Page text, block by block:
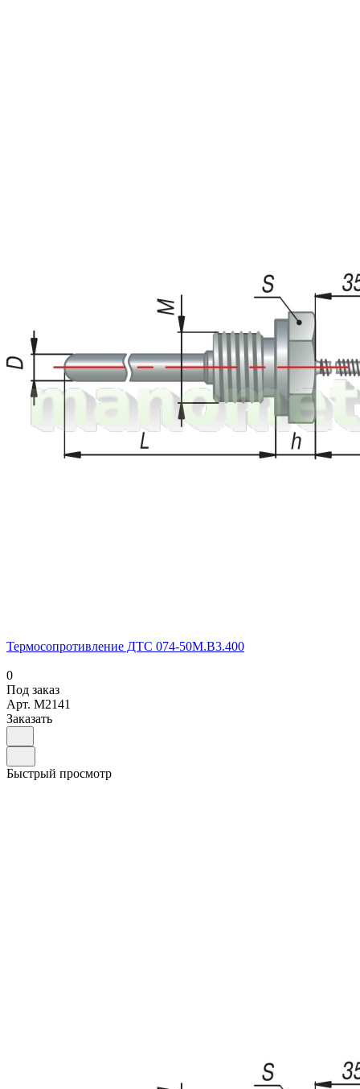
Термосопротивление ДТС 074-50М.В3.400
0
Под заказ
Арт. M2141
Заказать
Быстрый просмотр